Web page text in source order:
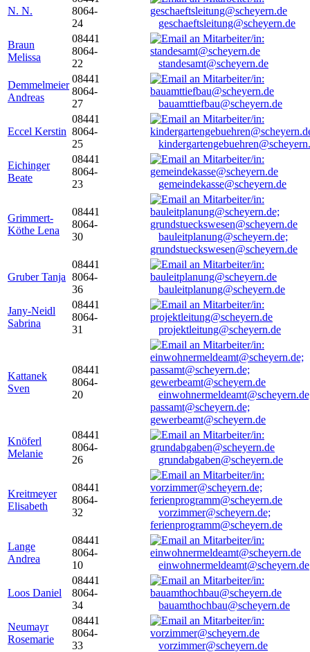
N. N.
8064-
24
geschaeftsleitung@scheyern.de
Braun
Melissa
08441
8064-
22
standesamt@scheyern.de
Demmelmeier
Andreas
08441
8064-
27
bauamttiefbau@scheyern.de
Eccel Kerstin
08441
8064-
25
Eichinger
Beate
08441
8064-
23
gemeindekasse@scheyern.de
Grimmert-
Köthe Lena
08441
8064-
30
bauleitplanung@scheyern.de;
grundstueckswesen@scheyern.de
Gruber Tanja
08441
8064-
36
bauleitplanung@scheyern.de
Jany-Neidl
Sabrina
08441
8064-
31
projektleitung@scheyern.de
Kattanek
Sven
08441
8064-
20
passamt@scheyern.de;
gewerbeamt@scheyern.de
Knöferl
Melanie
08441
8064-
26
grundabgaben@scheyern.de
Kreitmeyer
Elisabeth
08441
8064-
32
vorzimmer@scheyern.de;
ferienprogramm@scheyern.de
Lange
Andrea
08441
8064-
10
einwohnermeldeamt@scheyern.de
Loos Daniel
08441
8064-
34
bauamthochbau@scheyern.de
Neumayr
Rosemarie
08441
8064-
33
vorzimmer@scheyern.de